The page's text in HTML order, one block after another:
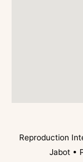
Reproduction
Jabot •